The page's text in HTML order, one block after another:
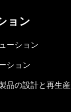
ョン
ーション
ション
品の設計と再生産